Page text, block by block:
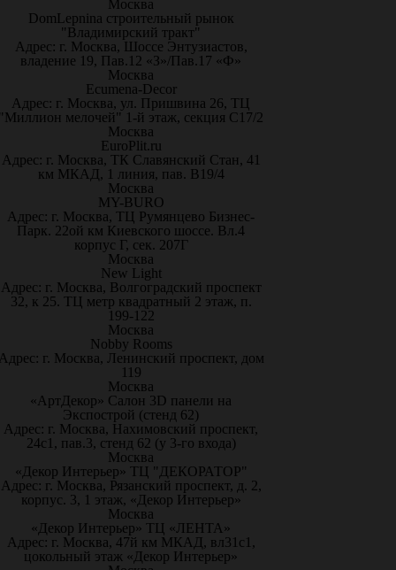
Москва
DomLepnina строительный рынок
"Владимирский тракт"
Адрес: г. Москва, Шоссе Энтузиастов,
владение 19, Пав.12 «З»/Пав.17 «Ф»
Москва
Ecumena-Decor
Адрес: г. Москва, ул. Пришвина 26, ТЦ
мелочей" 1-й этаж, секция С17/2
Москва
EuroPlit.ru
Адрес: г. Москва, ТК Славянский Стан, 41
км МКАД, 1 линия, пав. В19/4
Москва
MY-BURO
Адрес: г. Москва, ТЦ Румянцево Бизнес-
Парк. 22ой км Киевского шоссе. Вл.4
корпус Г, сек. 207Г
Москва
New Light
Адрес: г. Москва, Волгоградский проспект
32, к 25. ТЦ метр квадратный 2 этаж, п.
199-122
Москва
Nobby Rooms
г. Москва, Ленинский проспект, дом
119
Москва
«АртДекор» Салон 3D панели на
Экспострой (стенд 62)
Адрес: г. Москва, Нахимовский проспект,
24с1, пав.3, стенд 62 (у 3-го входа)
Москва
«Декор Интерьер» ТЦ "ДЕКОРАТОР"
Адрес: г. Москва, Рязанский проспект, д. 2,
корпус. 3, 1 этаж, «Декор Интерьер»
Москва
«Декор Интерьер» ТЦ «ЛЕНТА»
Адрес: г. Москва, 47й км МКАД, вл31с1,
цокольный этаж «Декор Интерьер»